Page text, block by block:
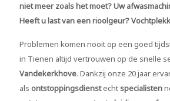
niet meer zoals het moet? Uw
Heeft u last van een rioolgeur?
Problemen komen nooit op een goed
in Tienen altijd vertrouwen op de snelle
Vandekerkhove. Dankzij onze 20 jaar
als ontstoppingsdienstechtspecialisten